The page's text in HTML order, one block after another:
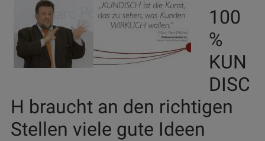
100
%
KUN
DISC
H braucht an den richtigen
Stellen viele gute Ideen